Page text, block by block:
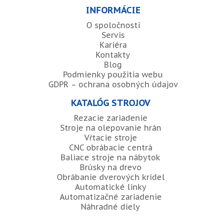
INFORMÁCIE
O spoločnosti
Servis
Kariéra
Kontakty
Blog
Podmienky použitia webu
GDPR – ochrana osobných údajov
KATALÓG STROJOV
Rezacie zariadenie
Stroje na olepovanie hrán
Vŕtacie stroje
CNC obrábacie centrá
Baliace stroje na nábytok
Brúsky na drevo
Obrábanie dverových krídel
Automatické linky
Automatizačné zariadenie
Náhradné diely